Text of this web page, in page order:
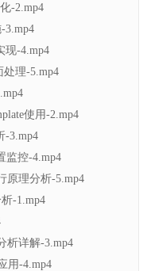
-2.mp4
3.mp4
现-4.mp4
处理-5.mp4
使用-2.mp4
-3.mp4
监控-4.mp4
原理分析-5.mp4
-1.mp4
析详解-3.mp4
用-4.mp4